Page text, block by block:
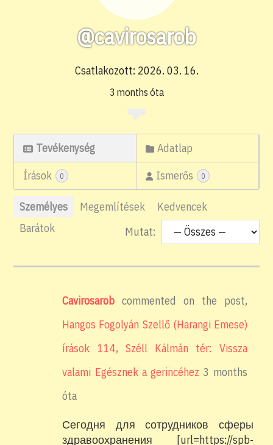
@cavirosarob
Csatlakozott: 2026. 03. 16.
3 months óta
Tevékenység
Adatlap
Írások
0 Ismerős 0
Személyes Megemlítések
Kedvencek
Barátok
Mutat:
Cavirosarob commented on the post,
Hangos Fogolyán Szellő (Harangi Emese)
írások 114, Széll Kálmán tér: Vissza
valami Egésznek a gerincéhez 3 months
óta
Сегодня для сотрудников сферы
здравоохранения [url=https://spb-